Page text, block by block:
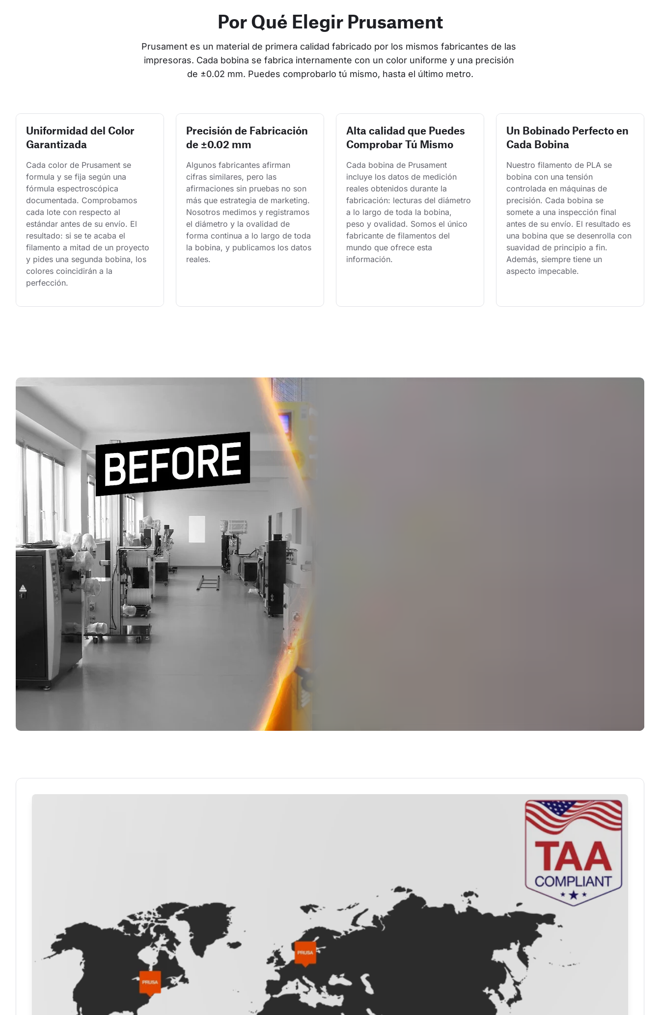
Por Qué Elegir Prusament
Prusament es un material de primera calidad fabricado por los mismos fabricantes de las
impresoras. Cada bobina se fabrica internamente con un color uniforme y una precisión
de ±0.02 mm. Puedes comprobarlo tú mismo, hasta el último metro.
Uniformidad del Color
Garantizada
Cada color de Prusament se
formula y se fija según una
fórmula espectroscópica
documentada. Comprobamos
cada lote con respecto al
estándar antes de su envío. El
resultado: si se te acaba el
filamento a mitad de un proyecto
y pides una segunda bobina, los
colores coincidirán a la
perfección.
Precisión de Fabricación
de ±0.02 mm
Algunos fabricantes afirman
cifras similares, pero las
afirmaciones sin pruebas no son
más que estrategia de marketing.
Nosotros medimos y registramos
el diámetro y la ovalidad de
forma continua a lo largo de toda
la bobina, y publicamos los datos
reales.
Alta calidad que Puedes
Comprobar Tú Mismo
Cada bobina de Prusament
incluye los datos de medición
reales obtenidos durante la
fabricación: lecturas del diámetro
a lo largo de toda la bobina,
peso y ovalidad. Somos el único
fabricante de filamentos del
mundo que ofrece esta
información.
Un Bobinado Perfecto en
Cada Bobina
Nuestro filamento de PLA se
bobina con una tensión
controlada en máquinas de
precisión. Cada bobina se
somete a una inspección final
antes de su envío. El resultado es
una bobina que se desenrolla con
suavidad de principio a fin.
Además, siempre tiene un
aspecto impecable.